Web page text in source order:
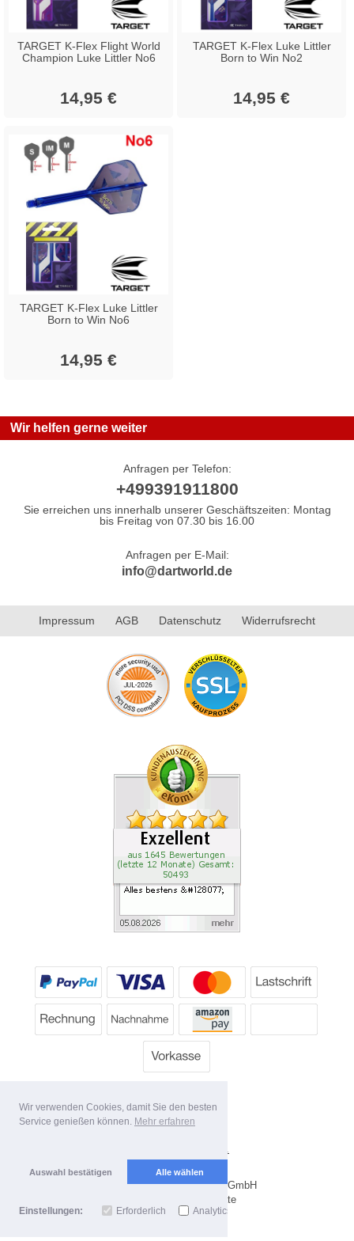
Wir verwenden Cookies, damit Sie den besten
Service genießen können. Mehr erfahren
Auswahl bestätigen Alle wählen
Einstellungen: Erforderlich Analytics
TARGET K-Flex Flight World
Champion Luke Littler No6
14,95 €
TARGET K-Flex Luke Littler
Born to Win No2
14,95 €
TARGET K-Flex Luke Littler
Born to Win No6
14,95 €
Wir helfen gerne weiter
Anfragen per Telefon:
+499391911800
Sie erreichen uns innerhalb unserer Geschäftszeiten: Montag
bis Freitag von 07.30 bis 16.00
Anfragen per E-Mail:
info@dartworld.de
Impressum AGB Datenschutz Widerrufsrecht
Lieferbedingungen
Copyright 2026 by Dartpoint GmbH
Mobile Shop by Shopgate